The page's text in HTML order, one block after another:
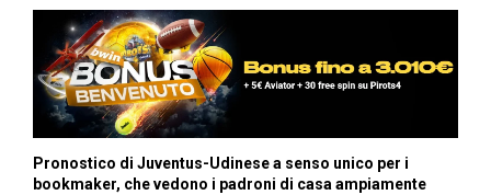
Pronostico di Juventus-Udinese a senso unico per i
bookmaker, che vedono i padroni di casa ampiamente